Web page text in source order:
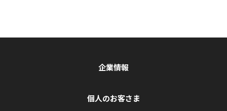
企業情報
個人のお客さま